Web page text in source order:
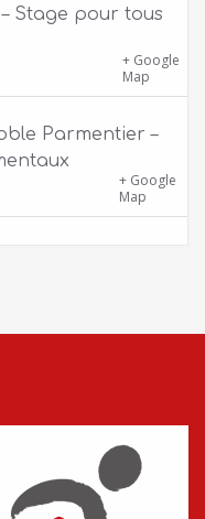
Stage pour tous
+ Google
Map
Parmentier –
+ Google
Map